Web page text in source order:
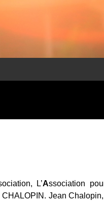
L’Association
Jean